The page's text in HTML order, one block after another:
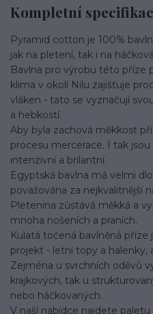
Kompletní
Pyramid cotton je 100%
jak na pletení, tak i na
Bavlna pro výrobu této příze
klima v okolí Nilu zajišťuje
vláken - tato se vyznačují
a hebkostí.
Aby byla zachová měkkost
procesu mercerace. I tak
intenzivní a brilantní.
Egyptská bavlna má velmi
považována za nejkvalitnější
Pletenina zůstává měkká a
mnoha nošeních a praních.
Kulatá točená bavlněná
projekt - letní topy a halenky,
Zejména u svrchních oděvů
krajkových, tak u
nebo háčkovaných.
V naší nabídce najdete